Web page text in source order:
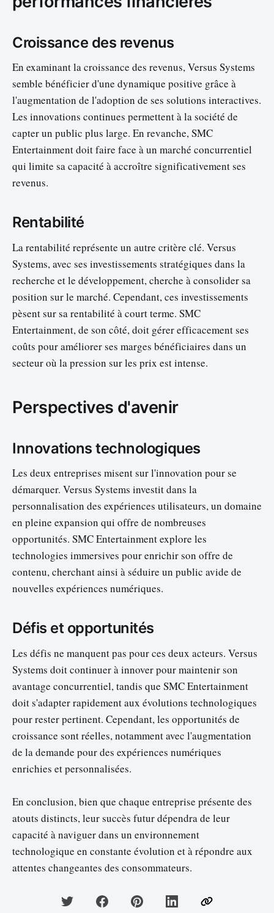
Croissance des revenus
En examinant la croissance des revenus, Versus Systems
semble bénéficier d'une dynamique positive grâce à
l'augmentation de l'adoption de ses solutions interactives.
Les innovations continues permettent à la société de
capter un public plus large. En revanche, SMC
Entertainment doit faire face à un marché concurrentiel
qui limite sa capacité à accroître significativement ses
revenus.
Rentabilité
La rentabilité représente un autre critère clé. Versus
Systems, avec ses investissements stratégiques dans la
recherche et le développement, cherche à consolider sa
position sur le marché. Cependant, ces investissements
pèsent sur sa rentabilité à court terme. SMC
Entertainment, de son côté, doit gérer efficacement ses
coûts pour améliorer ses marges bénéficiaires dans un
secteur où la pression sur les prix est intense.
Perspectives d'avenir
Innovations technologiques
Les deux entreprises misent sur l'innovation pour se
démarquer. Versus Systems investit dans la
personnalisation des expériences utilisateurs, un domaine
en pleine expansion qui offre de nombreuses
opportunités. SMC Entertainment explore les
technologies immersives pour enrichir son offre de
contenu, cherchant ainsi à séduire un public avide de
nouvelles expériences numériques.
Défis et opportunités
Les défis ne manquent pas pour ces deux acteurs. Versus
Systems doit continuer à innover pour maintenir son
avantage concurrentiel, tandis que SMC Entertainment
doit s'adapter rapidement aux évolutions technologiques
pour rester pertinent. Cependant, les opportunités de
croissance sont réelles, notamment avec l'augmentation
de la demande pour des expériences numériques
enrichies et personnalisées.
En conclusion, bien que chaque entreprise présente des
atouts distincts, leur succès futur dépendra de leur
capacité à naviguer dans un environnement
technologique en constante évolution et à répondre aux
attentes changeantes des consommateurs.